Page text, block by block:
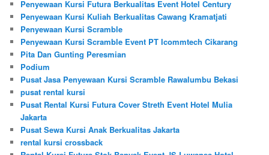
Penyewaan Kursi Futura Berkualitas Event Hotel Century
Penyewaan Kursi Kuliah Berkualitas Cawang Kramatjati
Penyewaan Kursi Scramble
Penyewaan Kursi Scramble Event PT Icommtech Cikarang
Pita Dan Gunting Peresmian
Podium
Pusat Jasa Penyewaan Kursi Scramble Rawalumbu Bekasi
pusat rental kursi
Pusat Rental Kursi Futura Cover Streth Event Hotel Mulia
Jakarta
Pusat Sewa Kursi Anak Berkualitas Jakarta
rental kursi crossback